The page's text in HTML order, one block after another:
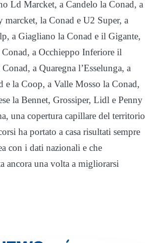
Ld Marcket, a Candelo la Conad, a
marcket, la Conad e U2 Super, a
a Giagliano la Conad e il Gigante,
a Occhieppo Inferiore il
a Quaregna l’Esselunga, a
e la Coop, a Valle Mosso la Conad,
la Bennet, Grossiper, Lidl e Penny
una copertura capillare del territorio
ha portato a casa risultati sempre
con i dati nazionali e che
ancora una volta a migliorarsi